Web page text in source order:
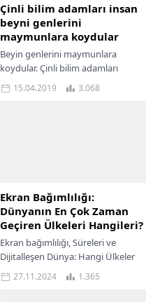
Çinli bilim adamları insan
beyni genlerini
maymunlara koydular
Beyin genlerini maymunlara
koydular. Çinli bilim adamları
maymunların bu çalışma
neticesinde daha akıllı olabileceğini
15.04.2019 3.068
Ekran Bağımlılığı:
Dünyanın En Çok Zaman
Geçiren Ülkeleri Hangileri?
Ekran bağımlılığı, Süreleri ve
Dijitalleşen Dünya: Hangi Ülkeler
Ne Kadar Zaman Harcıyor? Telefon
kullanımı, günümüzde yalnızca
27.11.2024 1.365